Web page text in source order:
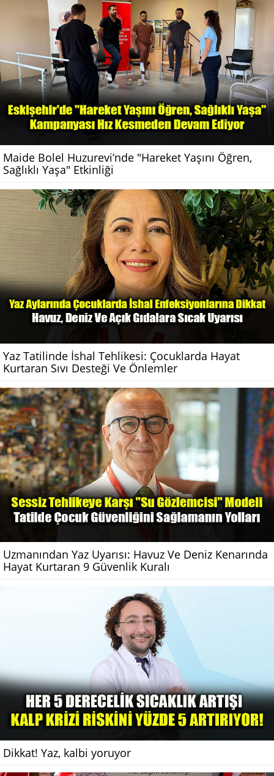
Maide Bolel Huzurevi’nde "Hareket Yaşını Öğren,
Sağlıklı Yaşa" Etkinliği
Yaz Tatilinde İshal Tehlikesi: Çocuklarda Hayat
Kurtaran Sıvı Desteği Ve Önlemler
Uzmanından Yaz Uyarısı: Havuz Ve Deniz Kenarında
Hayat Kurtaran 9 Güvenlik Kuralı
Dikkat! Yaz, kalbi yoruyor